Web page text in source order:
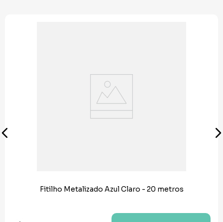
Fitilho Metalizado Azul Claro - 20 metros